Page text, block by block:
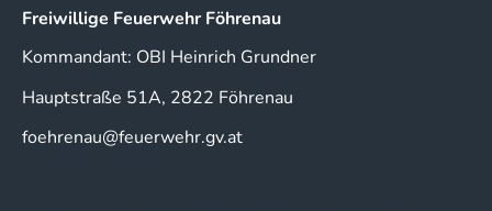
Freiwillige Feuerwehr Föhrenau
Kommandant: OBI Heinrich Grundner
Hauptstraße 51A, 2822 Föhrenau
foehrenau@feuerwehr.gv.at